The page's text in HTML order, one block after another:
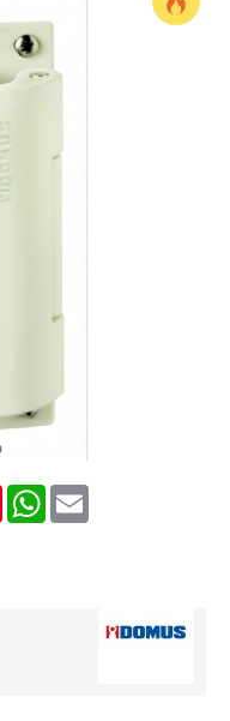
PinterestWhatsApp
Email